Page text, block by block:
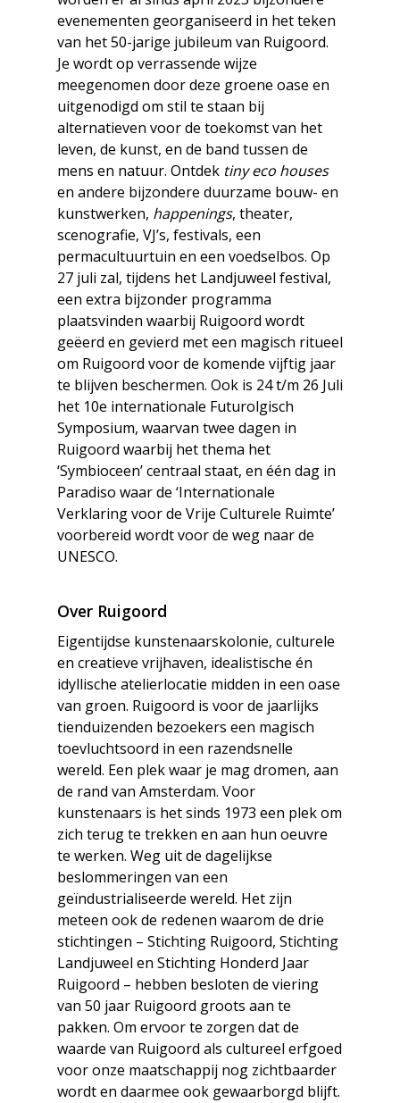
evenementen georganiseerd in het teken
van het 50-jarige jubileum van Ruigoord.
Je wordt op verrassende wijze
meegenomen door deze groene oase en
uitgenodigd om stil te staan bij
alternatieven voor de toekomst van het
leven, de kunst, en de band tussen de
mens en natuur. Ontdek tiny eco houses
en andere bijzondere duurzame bouw- en
kunstwerken, happenings, theater,
scenografie, VJ’s, festivals, een
permacultuurtuin en een voedselbos. Op
27 juli zal, tijdens het Landjuweel festival,
een extra bijzonder programma
plaatsvinden waarbij Ruigoord wordt
geëerd en gevierd met een magisch ritueel
om Ruigoord voor de komende vijftig jaar
te blijven beschermen. Ook is 24 t/m 26 Juli
het 10e internationale Futurolgisch
Symposium, waarvan twee dagen in
Ruigoord waarbij het thema het
‘Symbioceen’ centraal staat, en één dag in
Paradiso waar de ‘Internationale
Verklaring voor de Vrije Culturele Ruimte’
voorbereid wordt voor de weg naar de
UNESCO.
Over Ruigoord
Eigentijdse kunstenaarskolonie, culturele
en creatieve vrijhaven, idealistische én
idyllische atelierlocatie midden in een oase
van groen. Ruigoord is voor de jaarlijks
tienduizenden bezoekers een magisch
toevluchtsoord in een razendsnelle
wereld. Een plek waar je mag dromen, aan
de rand van Amsterdam. Voor
kunstenaars is het sinds 1973 een plek om
zich terug te trekken en aan hun oeuvre
te werken. Weg uit de dagelijkse
beslommeringen van een
geïndustrialiseerde wereld. Het zijn
meteen ook de redenen waarom de drie
stichtingen – Stichting Ruigoord, Stichting
Landjuweel en Stichting Honderd Jaar
Ruigoord – hebben besloten de viering
van 50 jaar Ruigoord groots aan te
pakken. Om ervoor te zorgen dat de
waarde van Ruigoord als cultureel erfgoed
voor onze maatschappij nog zichtbaarder
wordt en daarmee ook gewaarborgd blijft.